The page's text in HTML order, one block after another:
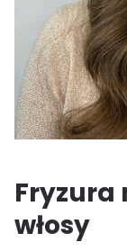
Fryzura
włosy